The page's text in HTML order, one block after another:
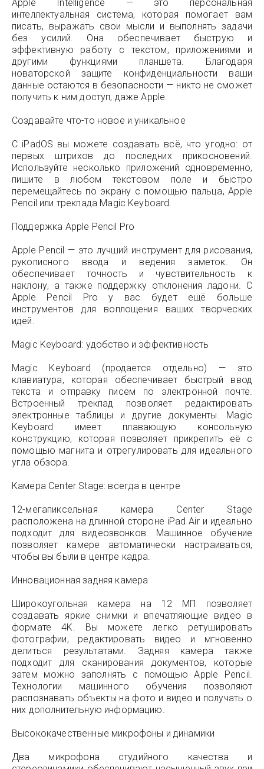
Apple Intelligence — это персональная
интеллектуальная система, которая помогает вам
писать, выражать свои мысли и выполнять задачи
без усилий. Она обеспечивает быструю и
эффективную работу с текстом, приложениями и
другими функциями планшета. Благодаря
новаторской защите конфиденциальности ваши
данные остаются в безопасности — никто не сможет
получить к ним доступ, даже Apple.
Создавайте что-то новое и уникальное
С iPadOS вы можете создавать всё, что угодно: от
первых штрихов до последних прикосновений.
Используйте несколько приложений одновременно,
пишите в любом текстовом поле и быстро
перемещайтесь по экрану с помощью пальца, Apple
Pencil или трекпада Magic Keyboard.
Поддержка Apple Pencil Pro
Apple Pencil — это лучший инструмент для рисования,
рукописного ввода и ведения заметок. Он
обеспечивает точность и чувствительность к
наклону, а также поддержку отклонения ладони. С
Apple Pencil Pro у вас будет ещё больше
инструментов для воплощения ваших творческих
идей.
Magic Keyboard: удобство и эффективность
Magic Keyboard (продается отдельно) — это
клавиатура, которая обеспечивает быстрый ввод
текста и отправку писем по электронной почте.
Встроенный трекпад позволяет редактировать
электронные таблицы и другие документы. Magic
Keyboard имеет плавающую консольную
конструкцию, которая позволяет прикрепить её с
помощью магнита и отрегулировать для идеального
угла обзора.
Камера Center Stage: всегда в центре
12-мегапиксельная камера Center Stage
расположена на длинной стороне iPad Air и идеально
подходит для видеозвонков. Машинное обучение
позволяет камере автоматически настраиваться,
чтобы вы были в центре кадра.
Инновационная задняя камера
Широкоугольная камера на 12 МП позволяет
создавать яркие снимки и впечатляющие видео в
формате 4K. Вы можете легко ретушировать
фотографии, редактировать видео и мгновенно
делиться результатами. Задняя камера также
подходит для сканирования документов, которые
затем можно заполнять с помощью Apple Pencil.
Технологии машинного обучения позволяют
распознавать объекты на фото и видео и получать о
них дополнительную информацию.
Высококачественные микрофоны и динамики
Два микрофона студийного качества и